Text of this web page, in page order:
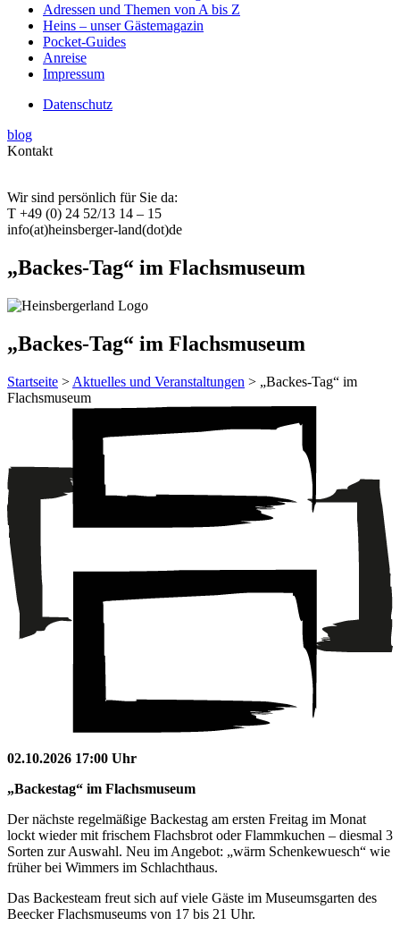
Adressen und Themen von A bis Z
Heins – unser Gästemagazin
Pocket-Guides
Anreise
Impressum
Datenschutz
blog
Kontakt
Wir sind persönlich für Sie da:
T +49 (0) 24 52/13 14 – 15
info(at)heinsberger-land(dot)de
„Backes-Tag“ im Flachsmuseum
„Backes-Tag“ im Flachsmuseum
Startseite > Aktuelles und Veranstaltungen > „Backes-Tag“ im
Flachsmuseum
02.10.2026 17:00 Uhr
„Backestag“ im Flachsmuseum
Der nächste regelmäßige Backestag am ersten Freitag im Monat
lockt wieder mit frischem Flachsbrot oder Flammkuchen – diesmal 3
Sorten zur Auswahl. Neu im Angebot: „wärm Schenkewuesch“ wie
früher bei Wimmers im Schlachthaus.
Das Backesteam freut sich auf viele Gäste im Museumsgarten des
Beecker Flachsmuseums von 17 bis 21 Uhr.